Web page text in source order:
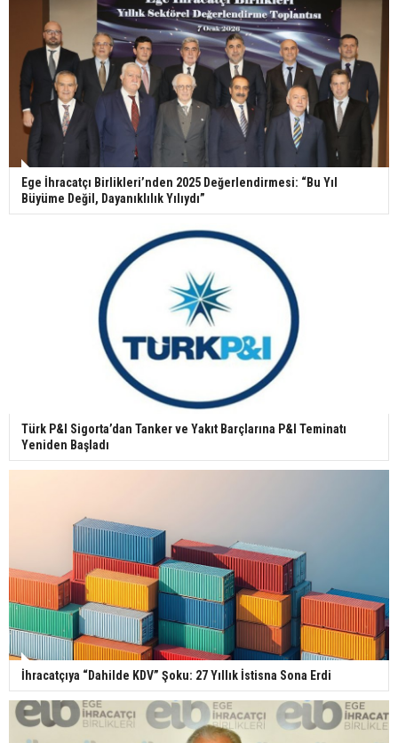
Ege İhracatçı Birlikleri’nden 2025 Değerlendirmesi: “Bu Yıl
Büyüme Değil, Dayanıklılık Yılıydı”
Türk P&I Sigorta’dan Tanker ve Yakıt Barçlarına P&I Teminatı
Yeniden Başladı
İhracatçıya “Dahilde KDV” Şoku: 27 Yıllık İstisna Sona Erdi